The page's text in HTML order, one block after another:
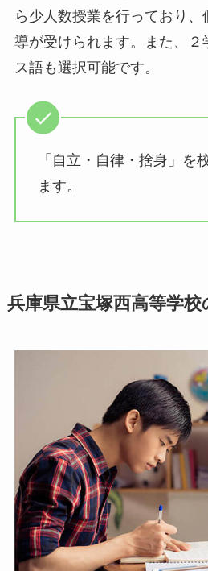
ら少人数授業を行っており
導が受けられます。また、２
ス語も選択可能です。
「自立・自律・捨身」を
ます。
兵庫県立宝塚西高等学校